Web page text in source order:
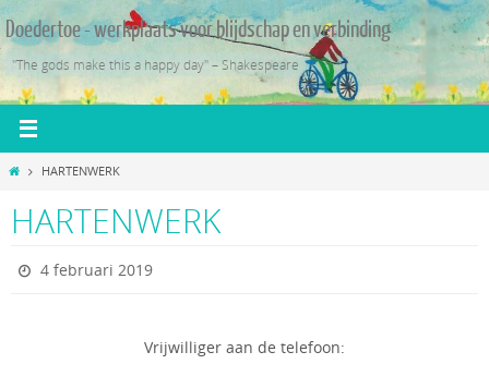
Ga
naar
de
inhoud
Doedertoe - werkplaats voor blijdschap en verbinding
"The gods make this a happy day" – Shakespeare
HomeHARTENWERK
HARTENWERK
4 februari 2019
Vrijwilliger aan de telefoon: